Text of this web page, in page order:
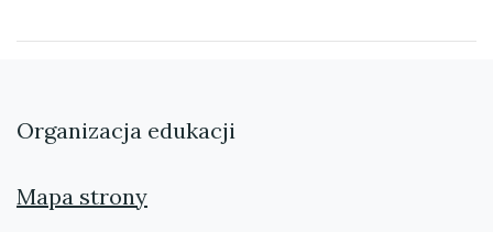
Organizacja edukacji
Mapa strony